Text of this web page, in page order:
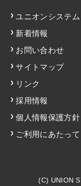
ユニオンシステム
新着情報
お問い合わせ
サイトマップ
リンク
採用情報
個人情報保護方針
ご利用にあたって
(C) UNION